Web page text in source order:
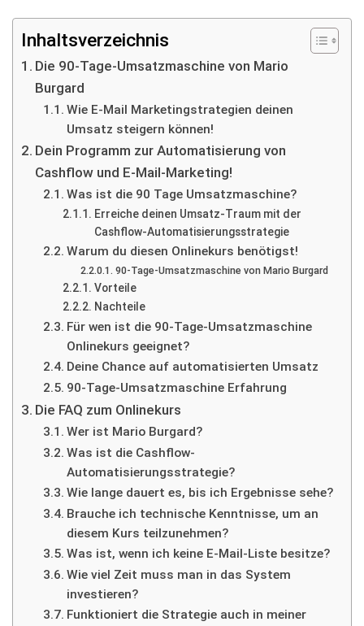
Inhaltsverzeichnis
Die 90-Tage-Umsatzmaschine von Mario
Burgard
Wie E-Mail Marketingstrategien deinen
Umsatz steigern können!
Dein Programm zur Automatisierung von
Cashflow und E-Mail-Marketing!
Was ist die 90 Tage Umsatzmaschine?
Erreiche deinen Umsatz-Traum mit der
Cashflow-Automatisierungsstrategie
Warum du diesen Onlinekurs benötigst!
90-Tage-Umsatzmaschine von Mario Burgard
Vorteile
Nachteile
Für wen ist die 90-Tage-Umsatzmaschine
Onlinekurs geeignet?
Deine Chance auf automatisierten Umsatz
90-Tage-Umsatzmaschine Erfahrung
Die FAQ zum Onlinekurs
Wer ist Mario Burgard?
Was ist die Cashflow-
Automatisierungsstrategie?
Wie lange dauert es, bis ich Ergebnisse sehe?
Brauche ich technische Kenntnisse, um an
diesem Kurs teilzunehmen?
Was ist, wenn ich keine E-Mail-Liste besitze?
Wie viel Zeit muss man in das System
investieren?
Funktioniert die Strategie auch in meiner